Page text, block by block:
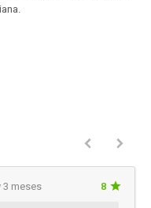
3 meses 8